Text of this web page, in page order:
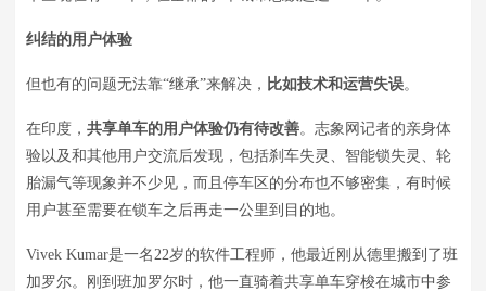
纠结的用户体验
但也有的问题无法靠“继承”来解决， 比如技术和运营失误。
在印度， 共享单车的用户体验仍有待改善。志象网记者的亲身体
验以及和其他用户交流后发现，包括刹车失灵、智能锁失灵、轮
胎漏气等现象并不少见，而且停车区的分布也不够密集，有时候
用户甚至需要在锁车之后再走一公里到目的地。
Vivek Kumar是一名22岁的软件工程师，他最近刚从德里搬到了班
加罗尔。刚到班加罗尔时，他一直骑着共享单车穿梭在城市中参